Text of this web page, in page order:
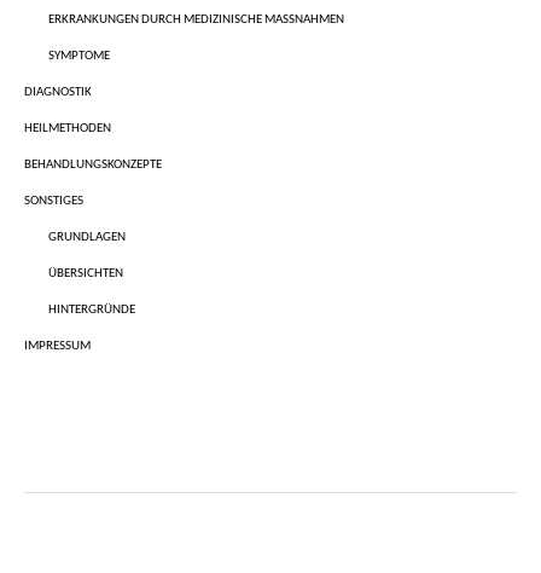
ERKRANKUNGEN DURCH MEDIZINISCHE MASSNAHMEN
SYMPTOME
DIAGNOSTIK
HEILMETHODEN
BEHANDLUNGSKONZEPTE
SONSTIGES
GRUNDLAGEN
ÜBERSICHTEN
HINTERGRÜNDE
IMPRESSUM